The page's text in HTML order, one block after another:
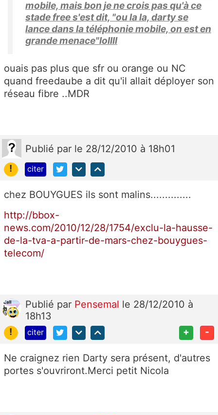
mobile, mais bon je ne crois pas qu'à ce
stade free s'est dit, "ou la la, darty se
lance dans la téléphonie mobile, on est en
grande menace"lollll
ouais pas plus que sfr ou orange ou NC
quand freedaube a dit qu'il allait déployer son
réseau fibre ..MDR
Publié par le 28/12/2010 à 18h01
!
citer
chez BOUYGUES ils sont malins..............
http://bbox-
news.com/2010/12/28/1754/exclu-la-hausse-
de-la-tva-a-partir-de-mars-chez-bouygues-
telecom/
Publié par Pensemal le 28/12/2010 à
18h13
!
citer + -
Ne craignez rien Darty sera présent, d'autres
portes s'ouvriront.Merci petit Nicola